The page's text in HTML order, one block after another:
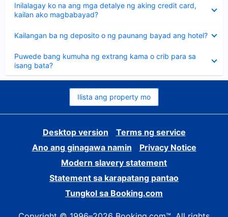
Inilalagay ko na ang mga detalye ng aking credit card,
kailan ako magbabayad?
ang
sagot
Kailangan ba ng deposito o ng paunang bayad ang hotel?
ang
Puwede bang kumuha ng extrang kama o crib para sa
isang bata?
ang
sagot
Ilista ang property mo
Desktop version
Terms ng service
Ano ang ginagawa namin
Privacy Notice
Modern slavery statement
Statement sa karapatang pantao
Tungkol sa Booking.com